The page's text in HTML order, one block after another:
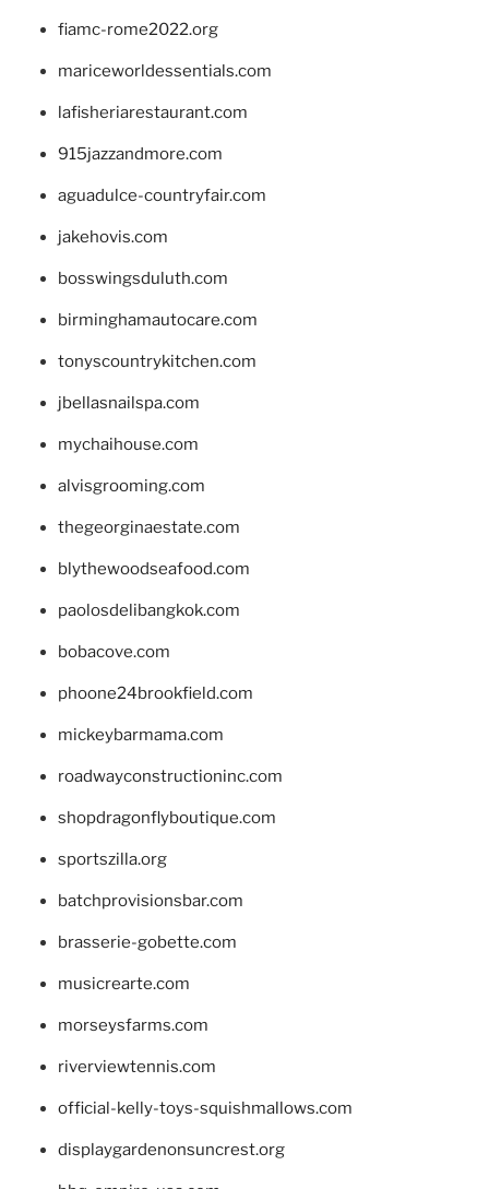
fiamc-rome2022.org
mariceworldessentials.com
lafisheriarestaurant.com
915jazzandmore.com
aguadulce-countryfair.com
jakehovis.com
bosswingsduluth.com
birminghamautocare.com
tonyscountrykitchen.com
jbellasnailspa.com
mychaihouse.com
alvisgrooming.com
thegeorginaestate.com
blythewoodseafood.com
paolosdelibangkok.com
bobacove.com
phoone24brookfield.com
mickeybarmama.com
roadwayconstructioninc.com
shopdragonflyboutique.com
sportszilla.org
batchprovisionsbar.com
brasserie-gobette.com
musicrearte.com
morseysfarms.com
riverviewtennis.com
official-kelly-toys-squishmallows.com
displaygardenonsuncrest.org